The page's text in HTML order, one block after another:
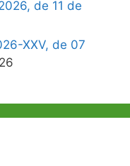
de 11 de
XXV, de 07